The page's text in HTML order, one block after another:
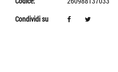
Condividi su